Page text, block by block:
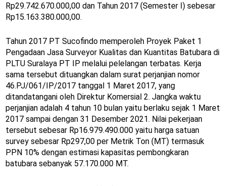
Rp29.742.670.000,00 dan Tahun 2017 (Semester I) sebesar
Rp15.163.380.000,00.
Tahun 2017 PT Sucofindo memperoleh Proyek Paket 1
Pengadaan Jasa Surveyor Kualitas dan Kuantitas Batubara di
PLTU Suralaya PT IP melalui pelelangan terbatas. Kerja
sama tersebut dituangkan dalam surat perjanjian nomor
46.PJ/061/IP/2017 tanggal 1 Maret 2017, yang
ditandatangani oleh Direktur Komersial 2. Jangka waktu
perjanjian adalah 4 tahun 10 bulan yaitu berlaku sejak 1 Maret
2017 sampai dengan 31 Desember 2021. Nilai pekerjaan
tersebut sebesar Rp16.979.490.000 yaitu harga satuan
survey sebesar Rp297,00 per Metrik Ton (MT) termasuk
PPN 10% dengan estimasi kapasitas pembongkaran
batubara sebanyak 57.170.000 MT.